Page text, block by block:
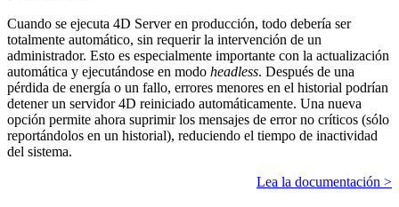
Cuando se ejecuta 4D Server en producción, todo debería ser
totalmente automático, sin requerir la intervención de un
administrador. Esto es especialmente importante con la actualización
automática y ejecutándose en modo headless. Después de una
pérdida de energía o un fallo, errores menores en el historial podrían
detener un servidor 4D reiniciado automáticamente. Una nueva
opción permite ahora suprimir los mensajes de error no críticos (sólo
reportándolos en un historial), reduciendo el tiempo de inactividad
del sistema.
Lea la documentación >